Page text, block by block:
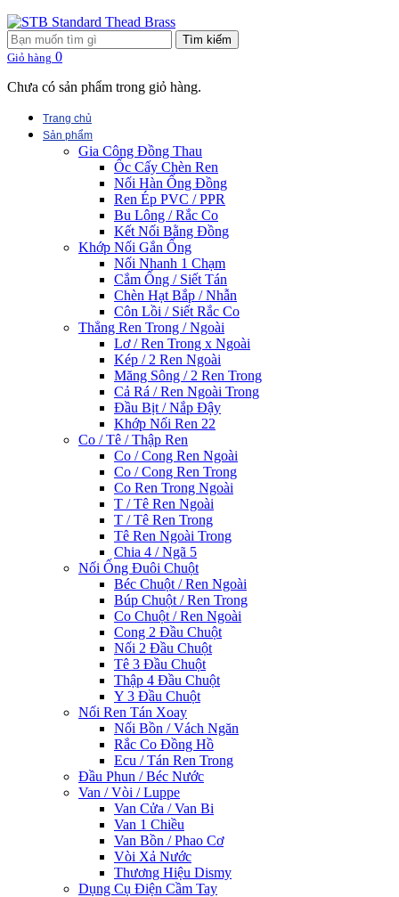
Tìm kiếm
Giỏ hàng 0
Chưa có sản phẩm trong giỏ hàng.
Trang chủ
Sản phẩm
Gia Công Đồng Thau
Ốc Cấy Chèn Ren
Nối Hàn Ống Đồng
Ren Ép PVC / PPR
Bu Lông / Rắc Co
Kết Nối Bằng Đồng
Khớp Nối Gắn Ống
Nối Nhanh 1 Chạm
Cắm Ống / Siết Tán
Chèn Hạt Bắp / Nhẫn
Côn Lồi / Siết Rắc Co
Thẳng Ren Trong / Ngoài
Lơ / Ren Trong x Ngoài
Kép / 2 Ren Ngoài
Măng Sông / 2 Ren Trong
Cả Rá / Ren Ngoài Trong
Đầu Bịt / Nắp Đậy
Khớp Nối Ren 22
Co / Tê / Thập Ren
Co / Cong Ren Ngoài
Co / Cong Ren Trong
Co Ren Trong Ngoài
T / Tê Ren Ngoài
T / Tê Ren Trong
Tê Ren Ngoài Trong
Chia 4 / Ngã 5
Nối Ống Đuôi Chuột
Béc Chuột / Ren Ngoài
Búp Chuột / Ren Trong
Co Chuột / Ren Ngoài
Cong 2 Đầu Chuột
Nối 2 Đầu Chuột
Tê 3 Đầu Chuột
Thập 4 Đầu Chuột
Y 3 Đầu Chuột
Nối Ren Tán Xoay
Nối Bồn / Vách Ngăn
Rắc Co Đồng Hồ
Ecu / Tán Ren Trong
Đầu Phun / Béc Nước
Van / Vòi / Luppe
Van Cửa / Van Bi
Van 1 Chiều
Van Bồn / Phao Cơ
Vòi Xả Nước
Thương Hiệu Dismy
Dụng Cụ Điện Cầm Tay